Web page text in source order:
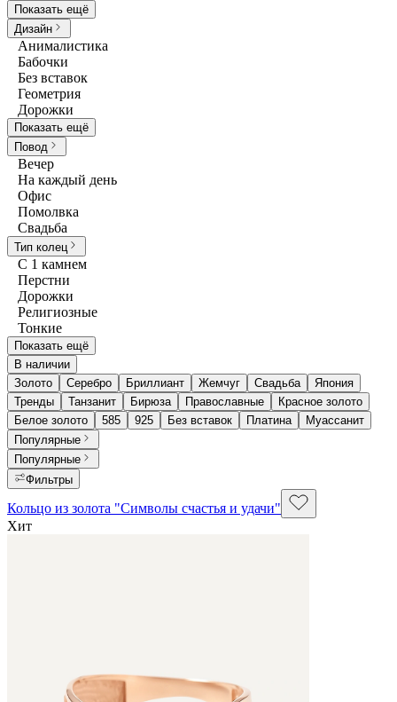
Показать ещё
Дизайн
Анималистика
Бабочки
Без вставок
Геометрия
Дорожки
Показать ещё
Повод
Вечер
На каждый день
Офис
Помолвка
Свадьба
Тип колец
С 1 камнем
Перстни
Дорожки
Религиозные
Тонкие
Показать ещё
В наличии
Золото
Серебро Бриллиант Жемчуг Свадьба
Япония
Тренды
Танзанит Бирюза Православные
Красное золото
Белое золото
585 925 Без вставок Платина
Муассанит
Популярные
Популярные
Фильтры
Кольцо из золота "Символы счастья и удачи"
Хит